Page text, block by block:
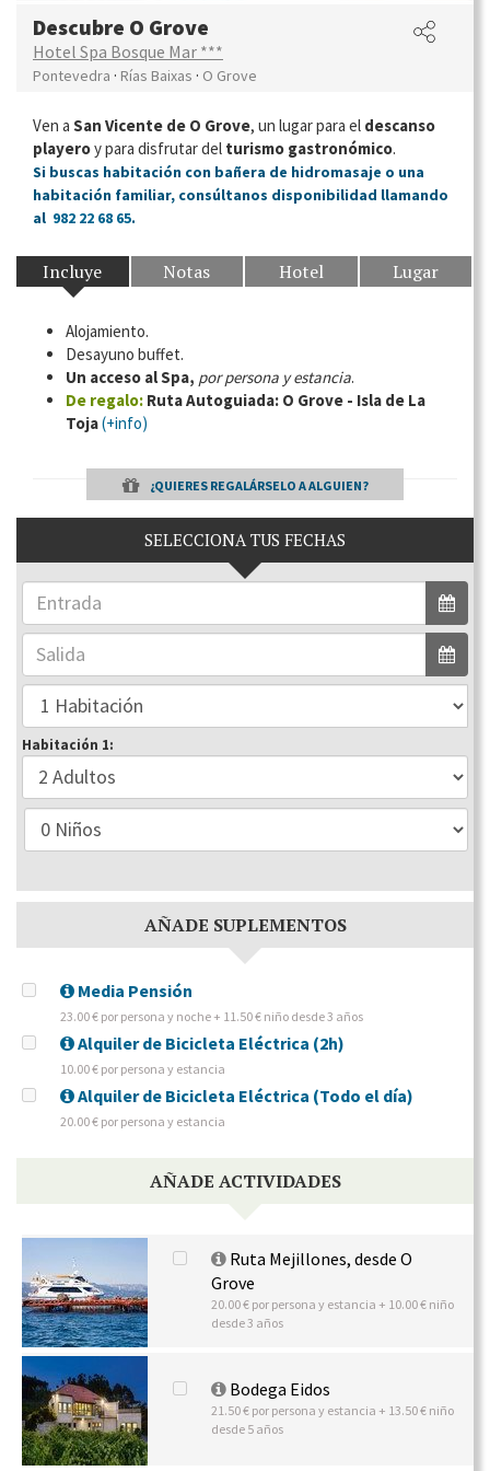
Descubre O Grove
Hotel Spa Bosque Mar ***
Pontevedra · Rías Baixas · O Grove
Ven a San Vicente de O Grove, un lugar para el descanso
playeroy para disfrutar del turismo gastronómico.
Si buscas habitación con bañera de hidromasaje o una
habitación familiar, consúltanos disponibilidad llamando
al 982 22 68 65.
Incluye Notas Hotel Lugar
Alojamiento.
Desayuno buffet.
Un acceso al Spa, por persona y estancia.
De regalo: Ruta Autoguiada: O Grove - Isla de La
Toja(+info)
¿QUIERES REGALÁRSELO A ALGUIEN?
SELECCIONA TUS FECHAS
Habitación 1:
AÑADE SUPLEMENTOS
Media Pensión
23.00 € por persona y noche + 11.50 € niño desde 3 años
Alquiler de Bicicleta Eléctrica (2h)
10.00 € por persona y estancia
Alquiler de Bicicleta Eléctrica (Todo el día)
20.00 € por persona y estancia
AÑADE ACTIVIDADES
Ruta Mejillones, desde O
Grove
20.00 € por persona y estancia + 10.00 € niño
desde 3 años
Bodega Eidos
21.50 € por persona y estancia + 13.50 € niño
desde 5 años